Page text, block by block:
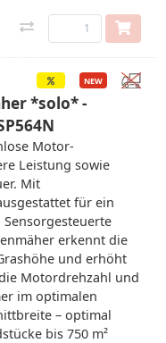
*solo* -
Motor-
Leistung sowie
Mit
für ein
erkennt die
und erhöht
Motordrehzahl und
im optimalen
– optimal
bis 750 m²